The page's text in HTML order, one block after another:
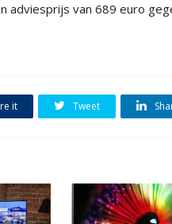
adviesprijs van 689 euro
it Tweet